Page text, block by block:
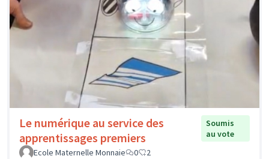
Le numérique au service des
apprentissages premiers
Soumis
au vote
Ecole Maternelle Monnaie
0 2